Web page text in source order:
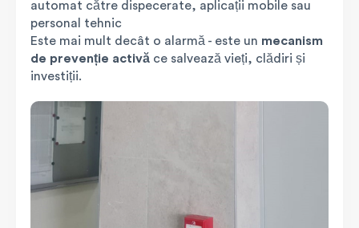
automat către dispecerate, aplicații mobile sau
personal tehnic
Este mai mult decât o alarmă - este un mecanism
de prevenție activă ce salvează vieți, clădiri și
investiții.